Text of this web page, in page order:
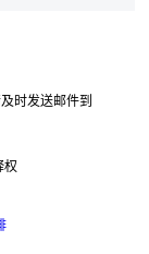
时发送邮件到
权